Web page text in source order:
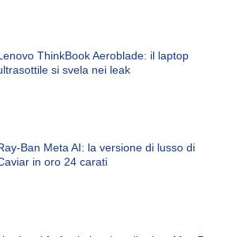
ThinkBook Aeroblade: il laptop
si svela nei leak
Ban Meta AI: la versione di lusso di
in oro 24 carati